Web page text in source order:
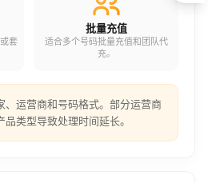
套
批量充值
适合多个号码批量充值和团队代
充。
、运营商和号码格式。部分运营商
类型导致处理时间延长。